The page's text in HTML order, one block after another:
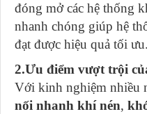
đóng mở các hệ thống
nhanh chóng giúp hệ
đạt được hiệu quả tối ưu.
2.Ưu điểm vượt trội
Với kinh nghiệm nhiều
nối nhanh khí nén,